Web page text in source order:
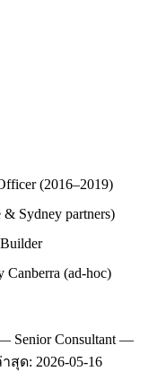
(2016–2019)
Sydney partners)
(ad-hoc)
Senior Consultant —
าสุด: 2026-05-16